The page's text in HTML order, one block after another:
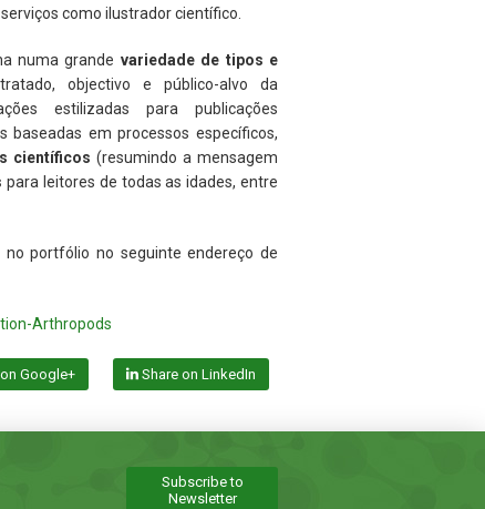
como ilustrador científico.
numa grande variedade de tipos e
objectivo e público-alvo da
estilizadas para publicações
baseadas em processos específicos,
científicos (resumindo a mensagem
para leitores de todas as idades, entre
portfólio no seguinte endereço de
Arthropods
Google+ Share on LinkedIn
Subscribe to
Newsletter